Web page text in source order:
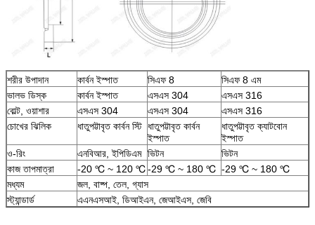
শরীর উপাদান কার্বন ইস্পাত সিএফ 8
সিএফ 8 এম
ভালভ ডিস্ক
কার্বন ইস্পাত এসএস 304
এসএস 316
বোল্ট, ওয়াশার
এসএস 304 এসএস 304
এসএস 316
চোখের ঝিলিক
ধাতুপট্টাবৃত কার্বন স্টি ধাতুপট্টাবৃত কার্বন
ইস্পাত
ধাতুপট্টাবৃত ক্যাটবোন
ইস্পাত
ও-রিং
এনবিআর, ইপিডিএম ভিটন
ভিটন
কাজ তাপমাত্রা
-20 ℃ ~ 120 ℃-29 ℃ ~ 180 ℃ -29 ℃ ~ 180 ℃
মধ্যম
জল, বাষ্প, তেল, গ্যাস
স্ট্যান্ডার্ড
এএনএসআই, ডিআইএন, জেআইএস, জেবি